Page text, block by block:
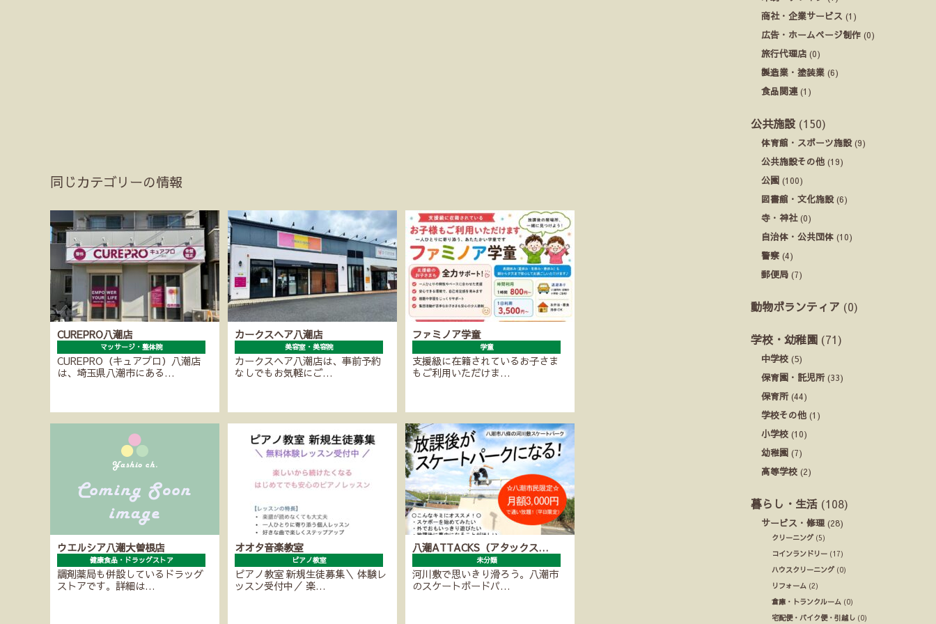
同じカテゴリーの情報
CUREPRO八潮店
マッサージ・整体院
CUREPRO（キュアプロ）八潮店
は、埼玉県八潮市にある…
カークスヘア八潮店
美容室・美容院
カークスヘア八潮店は、事前予約
なしでもお気軽にご…
ファミノア学童
学童
支援級に在籍されているお子さま
もご利用いただけま…
ウエルシア八潮大曽根店
健康食品・ドラッグストア
調剤薬局も併設しているドラッグ
ストアです。詳細は…
オオタ音楽教室
ピアノ教室
ピアノ教室 新規生徒募集＼ 体験レ
ッスン受付中／ 楽…
八潮ATTACKS（アタックス…
未分類
河川敷で思いきり滑ろう。八潮市
のスケートボードパ…
商社・企業サービス (1)
広告・ホームページ制作 (0)
旅行代理店 (0)
製造業・塗装業 (6)
食品関連 (1)
公共施設 (150)
体育館・スポーツ施設(9)
公共施設その他 (19)
公園 (100)
図書館・文化施設(6)
寺・神社(0)
自治体・公共団体 (10)
警察 (4)
郵便局 (7)
動物ボランティア (0)
学校・幼稚園 (71)
中学校 (5)
保育園・託児所(33)
保育所(44)
学校その他 (1)
小学校 (10)
幼稚園 (7)
高等学校 (2)
暮らし・生活 (108)
サービス・修理 (28)
クリーニング(5)
コインランドリー (17)
ハウスクリーニング(0)
リフォーム (2)
倉庫・トランクルーム (0)
宅配便・バイク便・引越し (0)